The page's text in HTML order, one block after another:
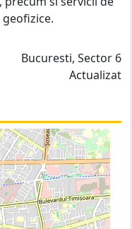
Bucuresti, Sector 6
Actualizat